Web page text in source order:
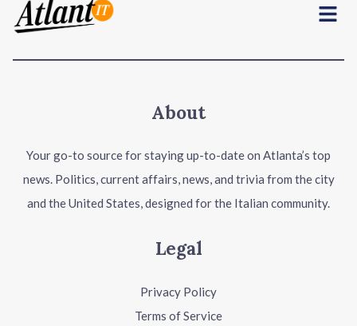
Menu
About
Your go-to source for staying up-to-date on Atlanta’s top
news. Politics, current affairs, news, and trivia from the city
and the United States, designed for the Italian community.
Legal
Privacy Policy
Terms of Service